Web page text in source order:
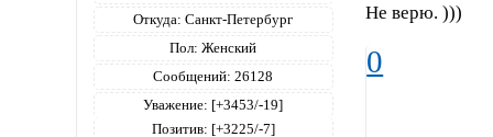
Откуда: Санкт-Петербург
Пол: Женский
Сообщений: 26128
Уважение: [+3453/-19]
Позитив: [+3225/-7]
Не верю. )))
0